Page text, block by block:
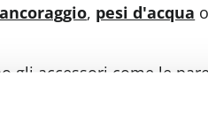
, pesi d'acqua
gli accessori come le